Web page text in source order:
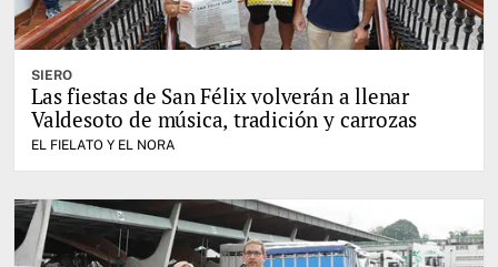
SIERO
Las fiestas de San Félix volverán a llenar
Valdesoto de música, tradición y carrozas
EL FIELATO Y EL NORA